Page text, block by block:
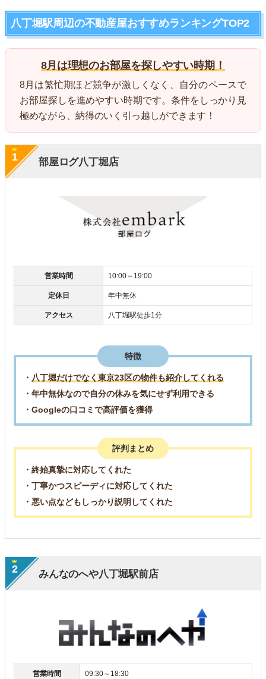
八丁堀駅周辺の不動産屋おすすめランキングTOP2
8月は理想のお部屋を探しやすい時期！
8月は繁忙期ほど競争が激しくなく、自分のペースで
お部屋探しを進めやすい時期です。条件をしっかり見
極めながら、納得のいく引っ越しができます！
部屋ログ八丁堀店
1
営業時間 10:00～19:00
定休日 年中無休
アクセス 八丁堀駅徒歩1分
特徴
・ 八丁堀だけでなく東京23区の物件も紹介してくれる
・年中無休なので自分の休みを気にせず利用できる
・Googleの口コミで高評価を獲得
評判まとめ
・終始真摯に対応してくれた
・丁寧かつスピーディに対応してくれた
・悪い点などもしっかり説明してくれた
みんなのへや八丁堀駅前店
2
営業時間 09:30～18:30